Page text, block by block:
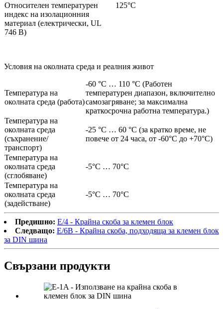
Относителен температурен
индекс на изолационния
материал (електрически, UL
746 B)
125°C
Условия на околната среда и реалния живот
Температура на
околната среда (работа)
-60 °C … 110 °C (Работен
температурен диапазон, включително
самозагряване; за максимална
краткосрочна работна температура.)
Температура на
околната среда
(съхранение/
транспорт)
-25 °C … 60 °C (за кратко време, не
повече от 24 часа, от -60°C до +70°C)
Температура на
околната среда
(сглобяване)
-5°C … 70°C
Температура на
околната среда
(задействане)
-5°C … 70°C
Предишно: E/4 - Крайна скоба за клемен блок
Следващо: E/6B - Крайна скоба, подходяща за клемен блок
за DIN шина
Свързани продукти